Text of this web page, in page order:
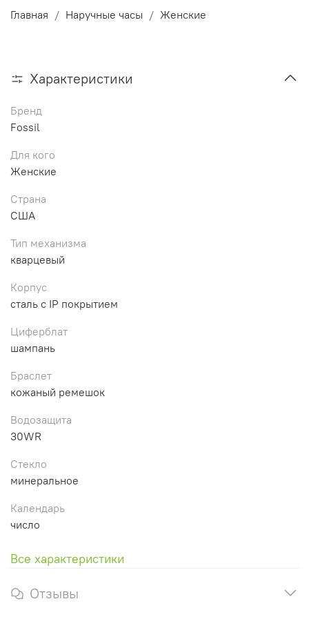
Главная Наручные часы Женские
Характеристики
Бренд
Fossil
Для кого
Женские
Страна
США
Тип механизма
кварцевый
Корпус
сталь c IP покрытием
Циферблат
шампань
Браслет
кожаный ремешок
Водозащита
30WR
Стекло
минеральное
Календарь
число
Все характеристики
Отзывы